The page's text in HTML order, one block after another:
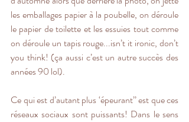
les emballages papier à la poubelle, on déroule
le papier de toilette et les essuies tout comme
on déroule un tapis rouge...isn’t it ironic, don’t
you think! (ça aussi c’est un autre succès des
années 90 lol).
Ce qui est d’autant plus ‘épeurant’’ est que ces
réseaux sociaux sont puissants! Dans le sens